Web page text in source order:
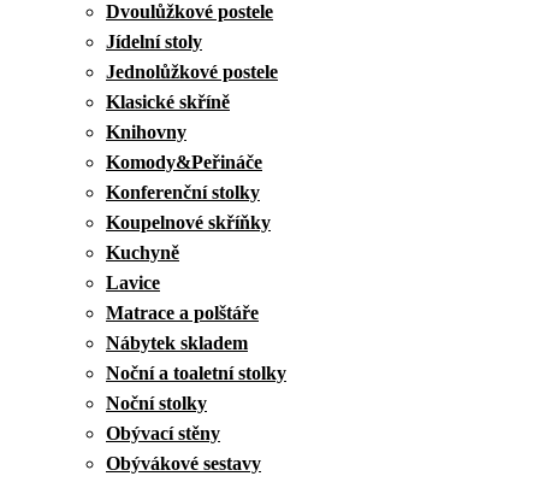
Dvoulůžkové postele
Jídelní stoly
Jednolůžkové postele
Klasické skříně
Knihovny
Komody&Peřináče
Konferenční stolky
Koupelnové skříňky
Kuchyně
Lavice
Matrace a polštáře
Nábytek skladem
Noční a toaletní stolky
Noční stolky
Obývací stěny
Obývákové sestavy